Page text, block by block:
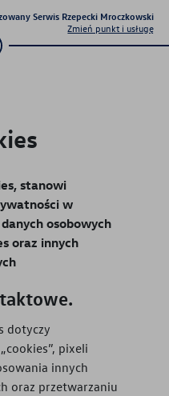
Serwis Rzepecki Mroczkowski
Zmień punkt i usługę
stanowi
w
osobowych
oraz innych
dotyczy
pixeli
innych
oraz przetwarzaniu